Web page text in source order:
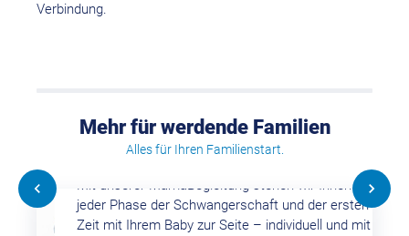
Verbindung.
Mehr für werdende Familien
Alles für Ihren Familienstart.
MamaBegleitung
Mit unserer MamaBegleitung stehen wir Ihnen in
jeder Phase der Schwangerschaft und der ersten
Zeit mit Ihrem Baby zur Seite – individuell und mit